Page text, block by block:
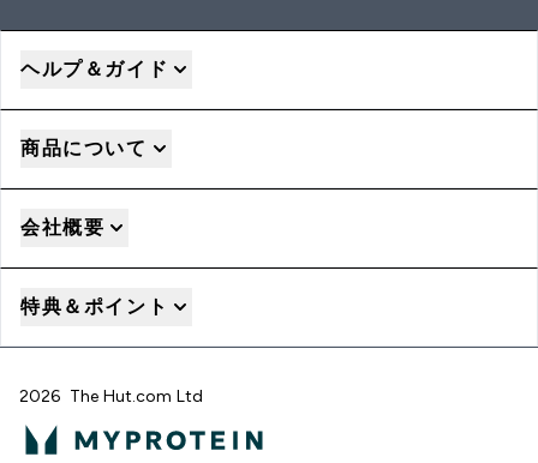
ヘルプ＆ガイド
商品について
会社概要
特典＆ポイント
2026 The Hut.com Ltd